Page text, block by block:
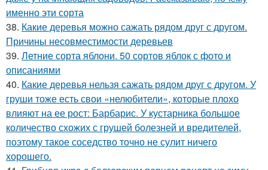
именно эти сорта
38. Какие деревья можно сажать рядом друг с другом.
Причины несовместимости деревьев
39. Летние сорта яблони. 50 сортов яблок с фото и
описаниями
40. Какие деревья нельзя сажать рядом друг с другом. У
груши тоже есть свои «нелюбители», которые плохо
влияют на ее рост: Барбарис. У кустарника большое
количество схожих с грушей болезней и вредителей,
поэтому такое соседство точно не сулит ничего
хорошего.